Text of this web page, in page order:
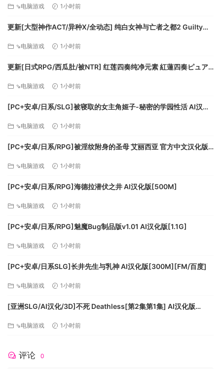
Ustwo games 是自豪的独立开发者，屡获殊荣的《纪念碑谷》
系列、《Land’s End》、《Assemble with Care》和《Alba: A
起踏上宽恕之旅，穿越不可能的幻境，解开虚幻的谜题。操纵
体验这款发人沉思，让人平静的益智游戏。
谷》游戏大气回归。探索，成长和引导 Ro 和她的孩子穿越一个
题。在这个沉思而平静的益智游戏中，跟随 Ro 享受她在成为母
超现实神秘世界，重新发现独立精神。
获奖游戏系列回归
好评的《纪念碑谷》系列游戏的优秀续作。《纪念碑谷 2》拥有
全新的环境和谜题供您探索，为您带来一种超现实而美丽的游
有敬畏之感。
关等您解锁，总有新朋友待您结识。
《纪念碑谷 2》是《纪念碑谷》系列游戏的优秀续作，在完全独
⇘电脑游戏 1小时前
更新[大型神作ACT/异种X/全动态] 纯白女神与亡者之都2 Guilty
⇘电脑游戏 1小时前
更新[日式RPG/西瓜肚/被NTR] 红莲四奏纯净元素 紅蓮四奏ピュア
⇘电脑游戏 1小时前
[PC+安卓/日系/SLG]被寝取的女主角姬子-秘密的学园性活 AI汉化
⇘电脑游戏 1小时前
[PC+安卓/日系/RPG]被淫纹附身的圣母 艾丽西亚 官方中文汉化版
⇘电脑游戏 1小时前
[PC+安卓/日系/RPG]海德拉潜伏之井 AI汉化版[500M]
⇘电脑游戏 1小时前
[PC+安卓/日系/RPG]魅魔Bug制品版v1.01 AI汉化版[1.1G]
⇘电脑游戏 1小时前
[PC+安卓/日系SLG]长井先生与乳神 AI汉化版[300M][FM/百度]
⇘电脑游戏 1小时前
[亚洲SLG/AI汉化/3D]不死 Deathless[第2集第1集] AI汉化版
⇘电脑游戏 1小时前
评论 0